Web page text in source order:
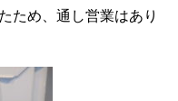
ため、通し営業はあり